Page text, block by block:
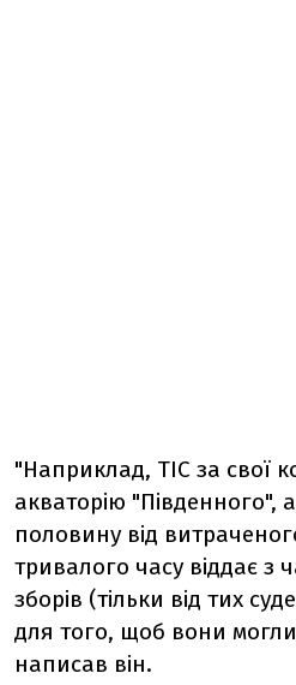
"Наприклад, ТІС за свої
акваторію "Південного",
половину від
тривалого часу віддає з
зборів (тільки від тих
для того, щоб вони
написав він.